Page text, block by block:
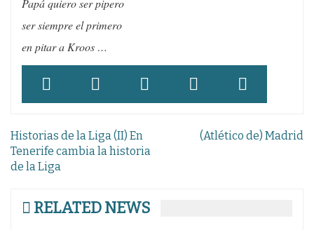
Papá quiero ser pipero
ser siempre el primero
en pitar a Kroos …
Navegación
de
entradas
Historias de la Liga (II) En
Tenerife cambia la historia
de la Liga
(Atlético de) Madrid
RELATED NEWS